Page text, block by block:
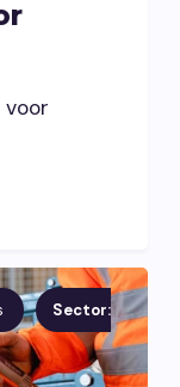
Sector: